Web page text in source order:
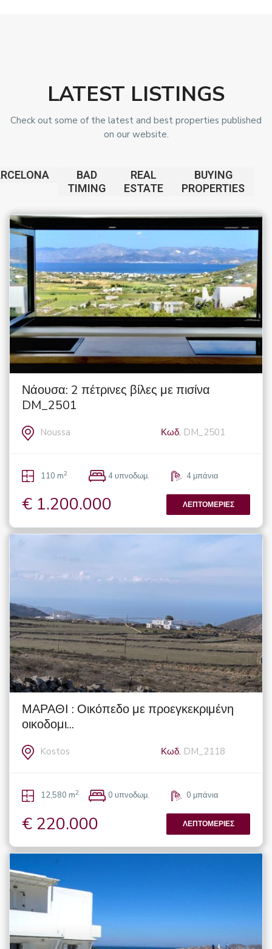
LATEST LISTINGS
Check out some of the latest and best properties published
on our website.
BAD
TIMING
REAL
ESTATE
BUYING
PROPERTIES
Νάουσα: 2 πέτρινες βίλες με πισίνα
DM_2501
Noussa Κωδ. DM_2501
110 m2 4 υπνοδωμ. 4 μπάνια
€ 1.200.000 ΛΕΠΤΟΜΈΡΙΕΣ
ΜΑΡΑΘΙ : Οικόπεδο με προεγκεκριμένη
οικοδομι...
Kostos Κωδ. DM_2118
12,580 m2 0 υπνοδωμ. 0 μπάνια
€ 220.000 ΛΕΠΤΟΜΈΡΙΕΣ